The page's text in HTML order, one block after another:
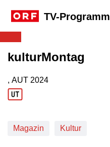
TV-Programm
kulturMontag
Produktionsland: AUT
, AUT
Produktionsjahr: 2024
2024
Magazin Kultur